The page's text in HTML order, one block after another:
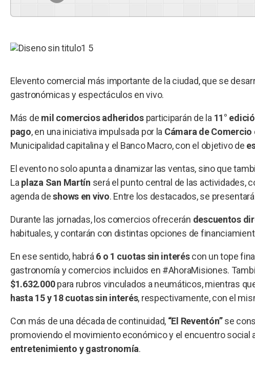
Elevento comercial más importante de la ciudad, que se
gastronómicas y espectáculos en vivo.
Más de mil comercios adheridosparticiparán de la 11°
pago, en una iniciativa impulsada por la Cámara de
Municipalidad capitalina y el Banco Macro, con el objetivo de
El evento no solo apunta a dinamizar las ventas, sino que
La plaza San Martín será el punto central de las actividades,
agenda deshows en vivo. Entre los destacados, se
Durante las jornadas, los comercios ofrecerán descuentos
habituales, y contarán con distintas opciones de
En ese sentido, habrá 6 o 1 cuotas sin interéscon un tope
gastronomía y comercios incluidos en #AhoraMisiones.
$1.632.000para rubros vinculados a neumáticos, mientras
hasta 15 y 18 cuotas sin interés, respectivamente, con el
Con más de una década de continuidad, “El Reventón”se
promoviendo el movimiento económico y el encuentro social
entretenimiento y gastronomía.